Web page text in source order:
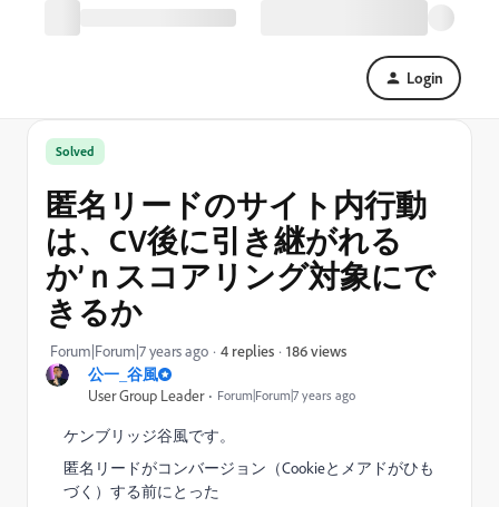
Login
公一_谷風
User Group Leader
Forum|Forum|7 years ago
Solved
匿名リードのサイト内行動
は、CV後に引き継がれる
か’ｎスコアリング対象にで
きるか
Forum|Forum|7 years ago 4 replies 186 views
ケンブリッジ谷風です。
匿名リードがコンバージョン（Cookieとメアドがひも
づく）する前にとった